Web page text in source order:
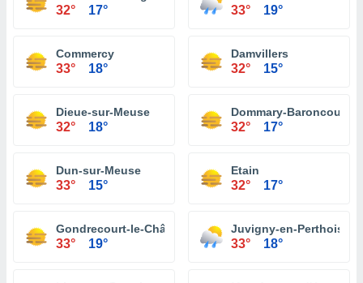
32° 17° 33° 19°
Commercy
33° 18°
Damvillers
32° 15°
Dieue-sur-Meuse
32° 18°
Dommary-Baroncourt
32° 17°
Dun-sur-Meuse
33° 15°
Etain
32° 17°
Gondrecourt-le-Château
33° 19°
Juvigny-en-Perthois
33° 18°